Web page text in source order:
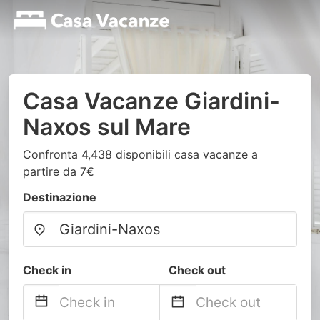
Casa Vacanze Giardini-
Naxos sul Mare
Confronta 4,438 disponibili casa vacanze a
partire da 7€
Destinazione
Check in Check out